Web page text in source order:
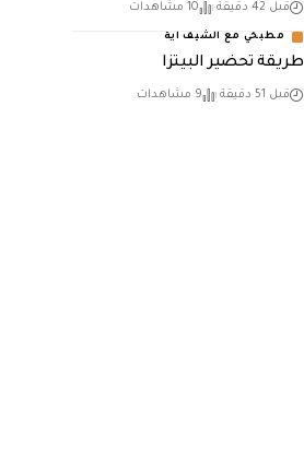
قبل 42 دقيقة 10 مشاهدات
مطبخي مع الشيف اية
طريقة تحضير البيتزا
قبل 51 دقيقة 9 مشاهدات